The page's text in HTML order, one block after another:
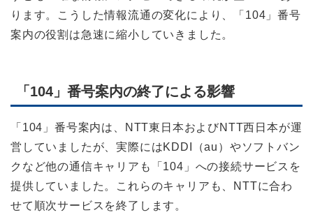
ります。こうした情報流通の変化により、「104」番号
案内の役割は急速に縮小していきました。
「104」番号案内の終了による影響
「104」番号案内は、NTT東日本およびNTT西日本が運
営していましたが、実際にはKDDI（au）やソフトバン
クなど他の通信キャリアも「104」への接続サービスを
提供していました。これらのキャリアも、NTTに合わ
せて順次サービスを終了します。